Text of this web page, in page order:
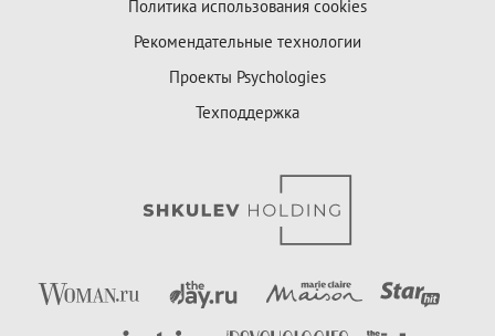
Политика использования cookies
Рекомендательные технологии
Проекты Psychologies
Техподдержка